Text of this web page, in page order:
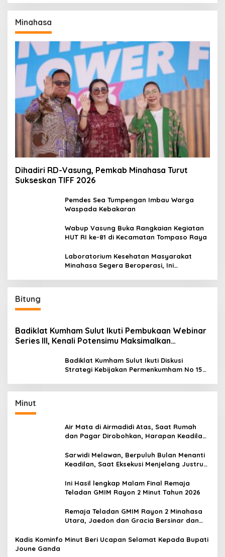
Minahasa
Dihadiri RD-Vasung, Pemkab Minahasa Turut
Sukseskan TIFF 2026
Pemdes Sea Tumpengan Imbau Warga
Waspada Kebakaran
Wabup Vasung Buka Rangkaian Kegiatan
HUT RI ke-81 di Kecamatan Tompaso Raya
Laboratorium Kesehatan Masyarakat
Minahasa Segera Beroperasi, Ini
Bitung
Badiklat Kumham Sulut Ikuti Pembukaan Webinar
Series III, Kenali Potensimu Maksimalkan
Badiklat Kumham Sulut Ikuti Diskusi
Strategi Kebijakan Permenkumham No 15
Minut
Air Mata di Airmadidi Atas, Saat Rumah
dan Pagar Dirobohkan, Harapan Keadilan
Sarwidi Melawan, Berpuluh Bulan Menanti
Keadilan, Saat Eksekusi Menjelang Justru
Ini Hasil lengkap Malam Final Remaja
Teladan GMIM Rayon 2 Minut Tahun 2026
Remaja Teladan GMIM Rayon 2 Minahasa
Utara, Jaedon dan Gracia Bersinar dan
Kadis Kominfo Minut Beri Ucapan Selamat Kepada Bupati
Joune Ganda